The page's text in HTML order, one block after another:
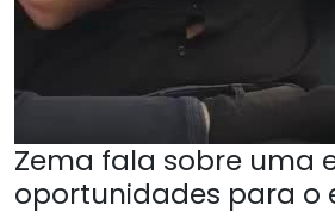
Zema fala sobre uma
oportunidades para o